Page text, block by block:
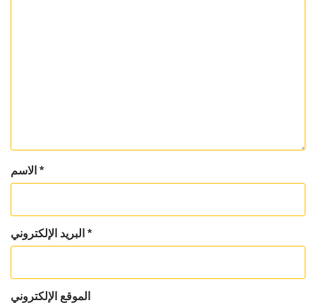
*
*
الموقع الإلكتروني